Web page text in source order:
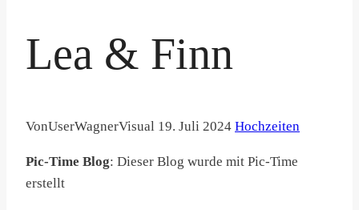
Lea & Finn
VonUserWagnerVisual 19. Juli 2024 Hochzeiten
Pic-Time Blog: Dieser Blog wurde mit Pic-Time
erstellt